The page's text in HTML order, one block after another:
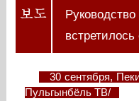
30 сентября,
Пульгынбёль ТВ/